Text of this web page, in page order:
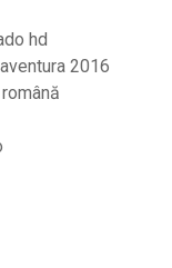
hd
2016